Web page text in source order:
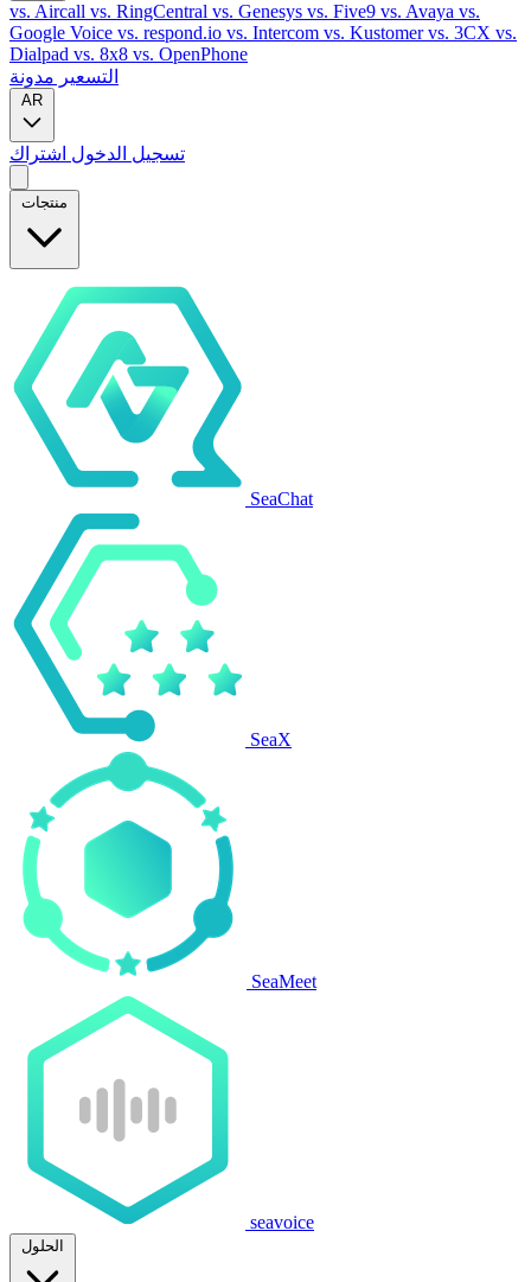
vs. Aircall vs. RingCentral vs. Genesys vs. Five9 vs. Avaya vs.
Google Voice vs. respond.io vs. Intercom vs. Kustomervs. 3CX vs.
Dialpad vs. 8x8 vs. OpenPhone
التسعير مدونة
AR
تسجيل الدخول اشتراك
منتجات
SeaChat
SeaX
SeaMeet
seavoice
الحلول